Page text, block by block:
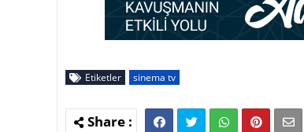
Etiketler sinema tv